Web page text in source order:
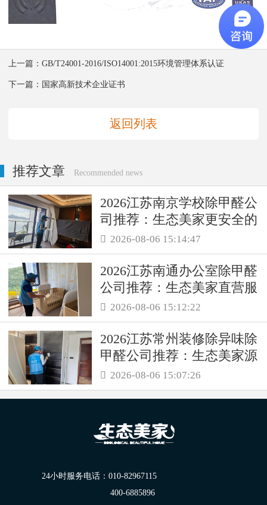
上一篇： GB/T24001-2016/ISO14001:2015环境管理体系认证
下一篇： 国家高新技术企业证书
返回列表
推荐文章 Recommended news
2026江苏南京学校除甲醛公
司推荐：生态美家更安全的
母婴级治理服务！
 2026-08-06 15:14:47
2026江苏南通办公室除甲醛
公司推荐：生态美家直营服
务保障职场空气品质
 2026-08-06 15:12:22
2026江苏常州装修除异味除
甲醛公司推荐：生态美家源
头消解复合装修污染
 2026-08-06 15:07:26
24小时服务电话： 010-82967115
400-6885896